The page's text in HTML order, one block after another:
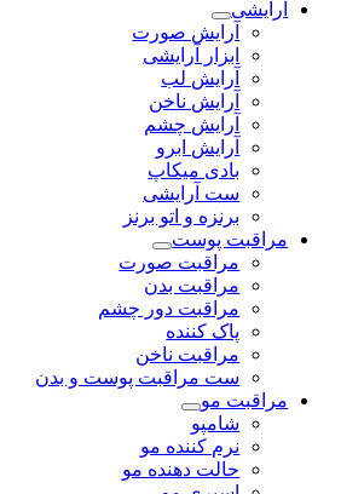
آرایشی
آرایش صورت
ابزار آرایشی
آرایش لب
آرایش ناخن
آرایش چشم
آرایش ابرو
بادی میکاپ
ست آرایشی
برنزه و اتو برنز
مراقبت پوست
مراقبت صورت
مراقبت بدن
مراقبت دور چشم
پاک کننده
مراقبت ناخن
ست مراقبت پوست و بدن
مراقبت مو
شامپو
نرم کننده مو
حالت دهنده مو